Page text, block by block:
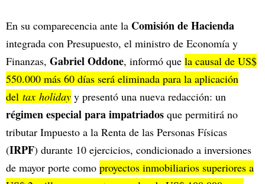
En su comparecencia ante la Comisión de Hacienda
integrada con Presupuesto, el ministro de Economía y
Finanzas, Gabriel Oddone, informó que la causal de US$
550.000 más 60 días será eliminada para la aplicación
del tax holiday y presentó una nueva redacción: un
régimen especial para impatriados que permitirá no
tributar Impuesto a la Renta de las Personas Físicas
(IRPF) durante 10 ejercicios, condicionado a inversiones
de mayor porte como proyectos inmobiliarios superiores a